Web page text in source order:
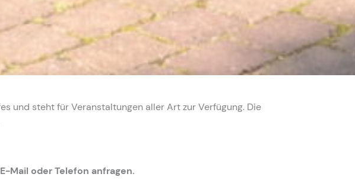
und steht für Veranstaltungen aller Art zur Verfügung. Die
Mail oder Telefon anfragen.